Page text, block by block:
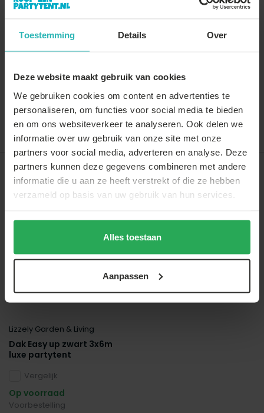
Toestemming Details Over
Deze website maakt gebruik van cookies
We gebruiken cookies om content en advertenties te
personaliseren, om functies voor social media te bieden
en om ons websiteverkeer te analyseren. Ook delen we
informatie over uw gebruik van onze site met onze
partners voor social media, adverteren en analyse. Deze
partners kunnen deze gegevens combineren met andere
informatie die u aan ze heeft verstrekt of die ze hebben
verzameld op basis van uw gebruik van hun services.
Alles toestaan
Aanpassen
Vergelijk Delen
Recent door jou bekeken
Lizzely Garden & Living
Dak Easy up zwart 3x6m
luxe partytent
Vergelijk
Op voorraad
Voorbestelling